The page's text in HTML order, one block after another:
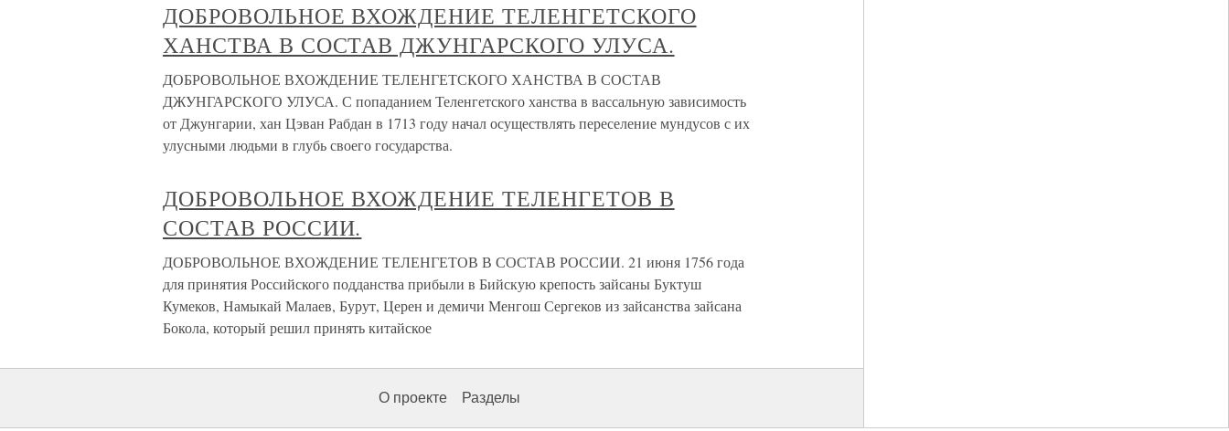
ДОБРОВОЛЬНОЕ ВХОЖДЕНИЕ ТЕЛЕНГЕТСКОГО
ХАНСТВА В СОСТАВ ДЖУНГАРСКОГО УЛУСА.
ДОБРОВОЛЬНОЕ ВХОЖДЕНИЕ ТЕЛЕНГЕТСКОГО ХАНСТВА В СОСТАВ
ДЖУНГАРСКОГО УЛУСА. С попаданием Теленгетского ханства в вассальную зависимость
от Джунгарии, хан Цэван Рабдан в 1713 году начал осуществлять переселение мундусов с их
улусными людьми в глубь своего государства.
ДОБРОВОЛЬНОЕ ВХОЖДЕНИЕ ТЕЛЕНГЕТОВ В
СОСТАВ РОССИИ.
ДОБРОВОЛЬНОЕ ВХОЖДЕНИЕ ТЕЛЕНГЕТОВ В СОСТАВ РОССИИ. 21 июня 1756 года
для принятия Российского подданства прибыли в Бийскую крепость зайсаны Буктуш
Кумеков, Намыкай Малаев, Бурут, Церен и демичи Менгош Сергеков из зайсанства зайсана
Бокола, который решил принять китайское
О проекте Разделы